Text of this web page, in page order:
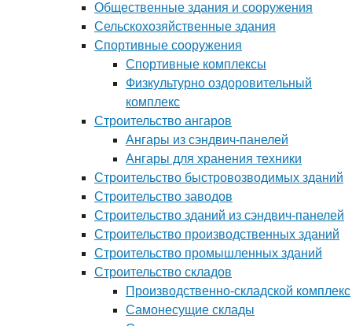
Общественные здания и сооружения
Сельскохозяйственные здания
Спортивные сооружения
Спортивные комплексы
Физкультурно оздоровительный
комплекс
Строительство ангаров
Ангары из сэндвич-панелей
Ангары для хранения техники
Строительство быстровозводимых зданий
Строительство заводов
Строительство зданий из сэндвич-панелей
Строительство производственных зданий
Строительство промышленных зданий
Строительство складов
Производственно-складской комплекс
Самонесущие склады